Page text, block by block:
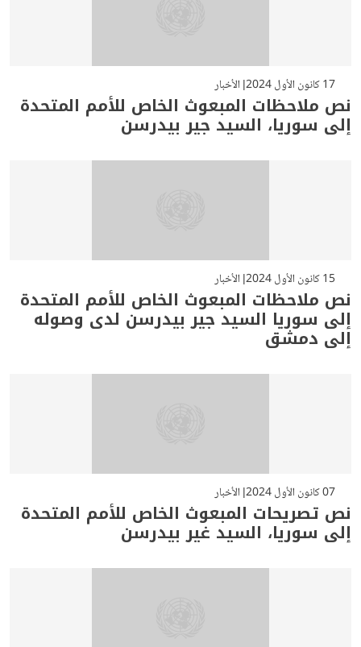
17 كانون الأول 2024 الأخبار
نص ملاحظات المبعوث الخاص للأمم المتحدة
إلى سوريا، السيد جير بيدرسن
15 كانون الأول 2024 الأخبار
نص ملاحظات المبعوث الخاص للأمم المتحدة
إلى سوريا السيد جير بيدرسن لدى وصوله
إلى دمشق
07 كانون الأول 2024 الأخبار
نص تصريحات المبعوث الخاص للأمم المتحدة
إلى سوريا، السيد غير بيدرسن